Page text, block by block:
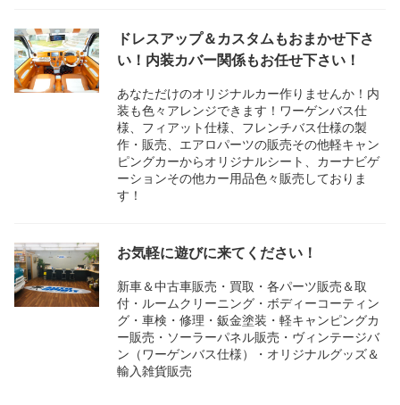
ドレスアップ＆カスタムもおまかせ下さ
い！内装カバー関係もお任せ下さい！
あなただけのオリジナルカー作りませんか！内
装も色々アレンジできます！ワーゲンバス仕
様、フィアット仕様、フレンチバス仕様の製
作・販売、エアロパーツの販売その他軽キャン
ピングカーからオリジナルシート、カーナビゲ
ーションその他カー用品色々販売しておりま
す！
お気軽に遊びに来てください！
新車＆中古車販売・買取・各パーツ販売＆取
付・ルームクリーニング・ボディーコーティン
グ・車検・修理・鈑金塗装・軽キャンピングカ
ー販売・ソーラーパネル販売・ヴィンテージバ
ン（ワーゲンバス仕様）・オリジナルグッズ＆
輸入雑貨販売